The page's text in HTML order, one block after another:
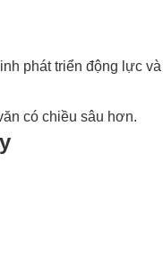
phát triển động lực và
có chiều sâu hơn.